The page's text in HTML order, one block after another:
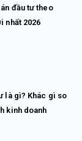
đầu tư theo
nhất 2026
là gì? Khác gì so
kinh doanh